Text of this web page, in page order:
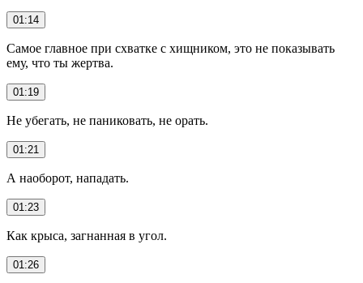
01:14
Самое главное при схватке с хищником, это не показывать
ему, что ты жертва.
01:19
Не убегать, не паниковать, не орать.
01:21
А наоборот, нападать.
01:23
Как крыса, загнанная в угол.
01:26